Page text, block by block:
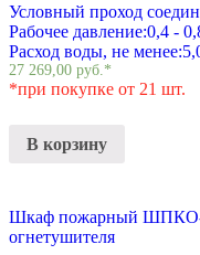
Условный проход
Рабочее давление:0,4 -
Расход воды, не менее:
27 269,00 руб. *
*при покупке от 21 шт.
В корзину
Шкаф пожарный ШПКО-
огнетушителя